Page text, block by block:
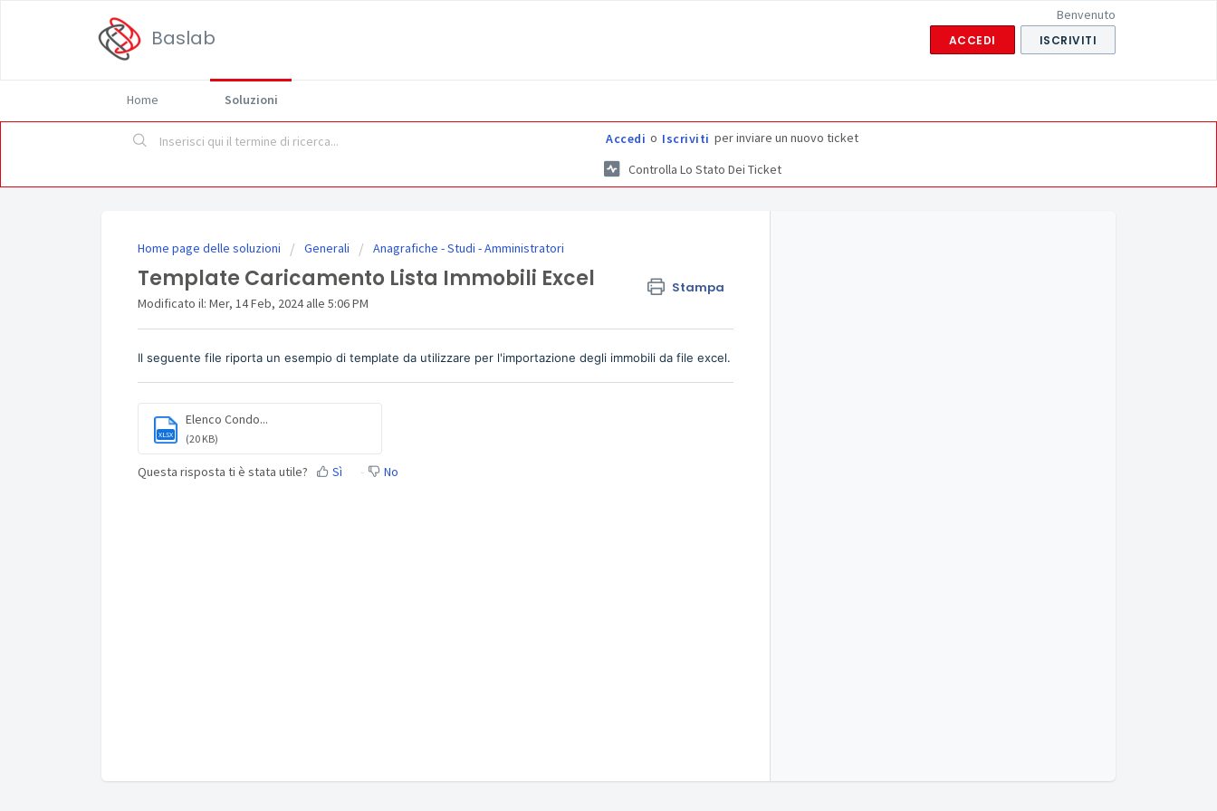
Baslab
Benvenuto
ACCEDI ISCRIVITI
Home Soluzioni
Accedi o Iscriviti per inviare un nuovo ticket
Controlla Lo Stato Dei Ticket
Home page delle soluzioni Generali Anagrafiche - Studi - Amministratori
Template Caricamento Lista Immobili Excel Stampa
Modificato il: Mer, 14 Feb, 2024 alle 5:06 PM
Il seguente file riporta un esempio di template da utilizzare per l'importazione degli immobili da file excel.
XLSX
Elenco Condo...
(20 KB)
Questa risposta ti è stata utile? Sì No